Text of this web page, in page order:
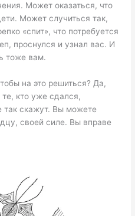
Может оказаться, что
Может случиться так,
«спит», что потребуется
проснулся и узнал вас. И
тоже вам.
на это решиться? Да,
кто уже сдался,
так скажут. Вы можете
своей силе. Вы вправе